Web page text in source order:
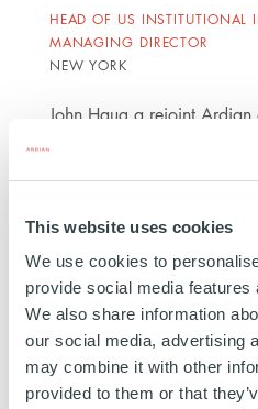
This website uses cookies
We use cookies to
provide social media
We also share information
our social media, advertising
may combine it with other
provided to them or that
HEAD OF US INSTITUTIONAL
MANAGING DIRECTOR
NEW YORK
John Haug a rejoint
de travailler avec les
Amérique du Nord sur la
investissements. Avant de
travaillé dans l'équipe des
de Partners Group. Avant
mise en place de l'activité
produits à très forte valeur
Partners. John a